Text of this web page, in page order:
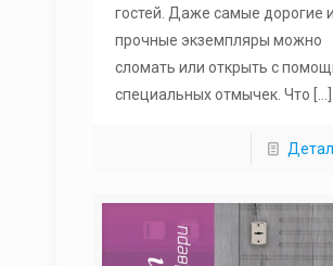
гостей. Даже самые дорогие и
прочные экземпляры можно
сломать или открыть с
специальных отмычек. Что